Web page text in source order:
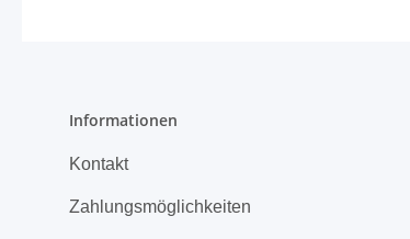
Informationen
Kontakt
Zahlungsmöglichkeiten